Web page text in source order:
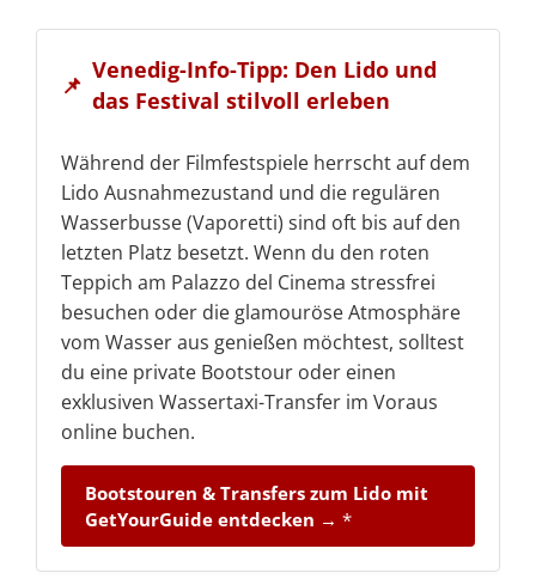
📌
Venedig-Info-Tipp: Den Lido und
das Festival stilvoll erleben
Während der Filmfestspiele herrscht auf dem
Lido Ausnahmezustand und die regulären
Wasserbusse (Vaporetti) sind oft bis auf den
letzten Platz besetzt. Wenn du den roten
Teppich am Palazzo del Cinema stressfrei
besuchen oder die glamouröse Atmosphäre
vom Wasser aus genießen möchtest, solltest
du eine private Bootstour oder einen
exklusiven Wassertaxi-Transfer im Voraus
online buchen.
Bootstouren & Transfers zum Lido mit
GetYourGuide entdecken →